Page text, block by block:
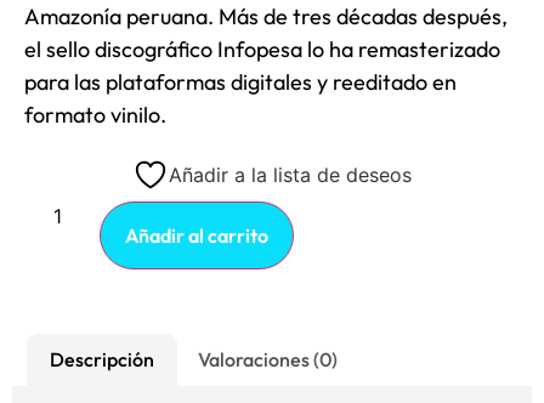
Amazonía peruana. Más de tres décadas después,
el sello discográfico Infopesa lo ha remasterizado
para las plataformas digitales y reeditado en
formato vinilo.
Añadir a la lista de deseos
Añadir al carrito
Descripción Valoraciones (0)